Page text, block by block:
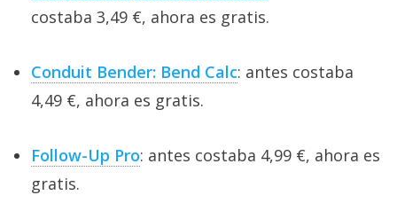
costaba 3,49 €, ahora es gratis.
Conduit Bender: Bend Calc: antes costaba
4,49 €, ahora es gratis.
Follow-Up Pro: antes costaba 4,99 €, ahora es
gratis.